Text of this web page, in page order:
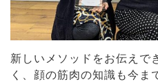
新しいメソッドをお伝えで
く、顔の筋肉の知識も今ま